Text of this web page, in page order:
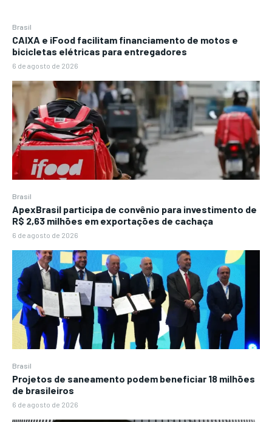
Brasil
CAIXA e iFood facilitam financiamento de motos e
bicicletas elétricas para entregadores
6 de agosto de 2026
Brasil
ApexBrasil participa de convênio para investimento de
R$ 2,63 milhões em exportações de cachaça
6 de agosto de 2026
Brasil
Projetos de saneamento podem beneficiar 18 milhões
de brasileiros
6 de agosto de 2026